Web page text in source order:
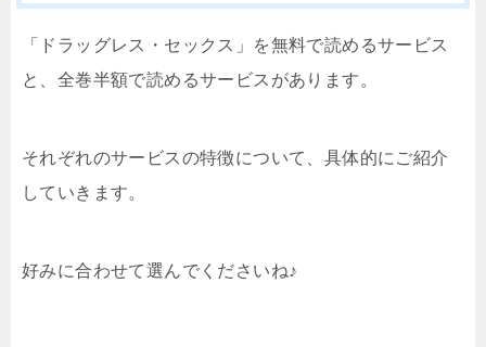
「ドラッグレス・セックス」を無料で読めるサービス
と、全巻半額で読めるサービスがあります。
それぞれのサービスの特徴について、具体的にご紹介
していきます。
好みに合わせて選んでくださいね♪